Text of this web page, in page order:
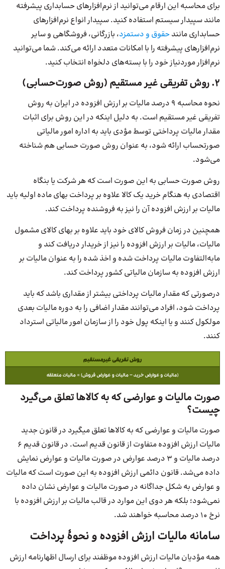
برای محاسبه این ارقام می‌توانید از نرم‌افزارهای حسابداری پیشرفته
مانند سپیدار سیستم استفاده کنید. سپیدار انواع نرم‌افزارهای
حسابداری مانندحقوق و دستمزد، بازرگانی، فروشگاهی و سایر
نرم‌افزارهای پیشرفته را با امکانات متعدد ارائه می‌کند. شما می‌توانید
نرم‌افزار موردنیاز خود را با بسته‌های دلخواه انتخاب کنید.
۲. روش تفریقی غیر مستقیم (روش صورت‌حسابی)
نحوه محاسبه 9 درصد مالیات بر ارزش افزوده در ایران به روش
تفریقی غیر مستقیم است. به دلیل اینکه در این روش برای اثبات
مقدار مالیات پرداختی توسط مؤدی باید به اداره امور مالیاتی
صورتحساب ارائه شود، به عنوان روش صورت حسابی هم شناخته
می‌شود.
روش صورت حسابی به این صورت است که هر شرکت یا بنگاه
اقتصادی به هنگام خرید یک کالا علاوه بر پرداخت بهای ماده اولیه باید
مالیات بر ارزش افزوده آن را نیز به فروشنده پرداخت کند.
همچنین در زمان فروش کالای خود باید علاوه بر بهای کالای مشمول
مالیات، مالیات بر ارزش افزوده را نیز از خریدار دریافت کند و
ما‌به‌التفاوت مالیات پرداخت شده و اخذ شده را به عنوان مالیات بر
ارزش افزوده به سازمان مالیاتی کشور پرداخت کند.
درصورتی که مقدار مالیات پرداختی بیشتر از مقداری باشد که باید
پرداخت شود، افراد می‌توانند مقدار اضافی را به دوره مالیات بعدی
مولکول کنند و یا اینکه پول خود را از سازمان امور مالیاتی استرداد
کنند.
صورت مالیات و عوارضی که به کالاها تعلق می‌گیرد
چیست؟
صورت مالیات و عوارضی که به کالاها تعلق میگیرد در قانون جدید
مالیات ارزش افزوده متفاوت از قانون قدیم است. در قانون قدیم 6
درصد مالیات و 3 درصد عوارض در صورت مالیات و عوارض نمایش
داده می‌شد. قانون دائمی ارزش افزوده به این صورت است که مالیات
و عوارض به شکل جداگانه در صورت مالیات و عوارض نشان داده
نمی‌شود؛ بلکه هر دوی این موارد در قالب مالیات بر ارزش افزوده با
نرخ 10 درصد محاسبه خواهند شد.
سامانه مالیات ارزش افزوده و نحوۀ پرداخت
همه مؤدیان مالیات ارزش افزوده موظفند برای ارسال اظهارنامه ارزش